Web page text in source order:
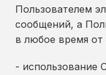
Пользователем
сообщений, а
в любое время от
- использование